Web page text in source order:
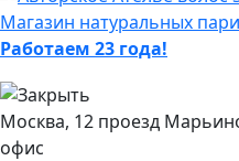
Магазин натуральных
Работаем 23 года!
Москва, 12 проезд
офис